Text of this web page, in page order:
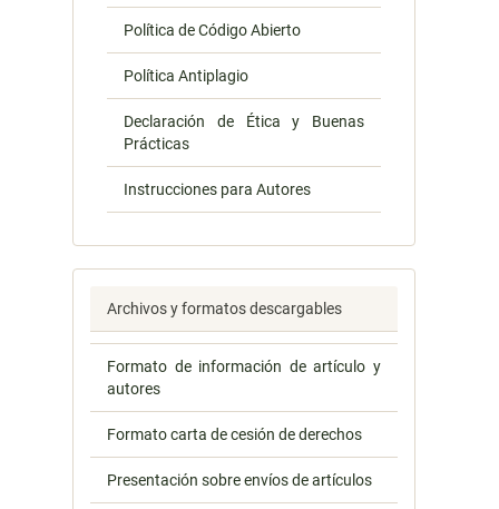
Política de Código Abierto
Política Antiplagio
Declaración de Ética y Buenas
Prácticas
Instrucciones para Autores
Archivos y formatos descargables
Formato de información de artículo y
autores
Formato carta de cesión de derechos
Presentación sobre envíos de artículos